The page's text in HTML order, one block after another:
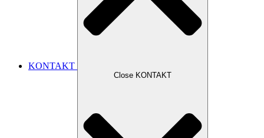
KONTAKT
Close KONTAKT